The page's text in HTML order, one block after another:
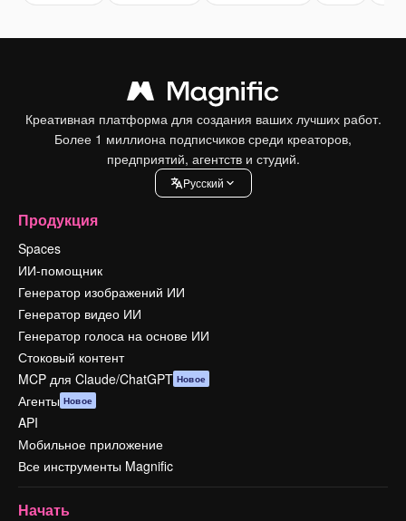
Креативная платформа для создания ваших лучших работ.
Более 1 миллиона подписчиков среди креаторов,
предприятий, агентств и студий.
Pусский
Продукция
Spaces
ИИ-помощник
Генератор изображений ИИ
Генератор видео ИИ
Генератор голоса на основе ИИ
Стоковый контент
MCP для Claude/ChatGPT Новое
Агенты Новое
API
Мобильное приложение
Все инструменты Magnific
Начать